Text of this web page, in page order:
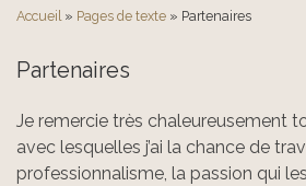
Accueil » Pages de texte » Partenaires
Partenaires
Je remercie très chaleureusement
avec lesquelles j’ai la chance de
professionnalisme, la passion qui